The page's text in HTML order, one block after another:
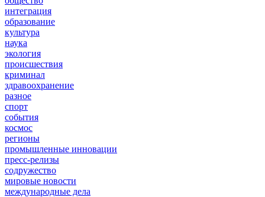
интеграция
образование
культура
наука
экология
происшествия
криминал
здравоохранение
разное
спорт
события
космос
регионы
промышленные инновации
пресс-релизы
содружество
мировые новости
международные дела